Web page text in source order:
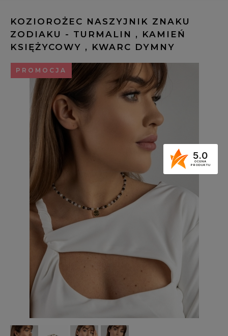
KOZIOROŻEC NASZYJNIK ZNAKU
ZODIAKU - TURMALIN , KAMIEŃ
KSIĘŻYCOWY , KWARC DYMNY
PROMOCJA
5.0
OCENA
PRODUKTU